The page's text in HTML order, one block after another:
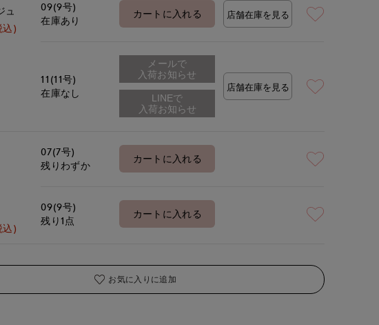
デル身長:168cm 着用サイズ:09(M)
ュ
込)
09(9号)
在庫あり
カートに入れる 店舗在庫を見る
11(11号)
在庫なし
メールで
入荷お知らせ
店舗在庫を見る
込)
07(7号)
残りわずか
カートに入れる
09(9号)
残り1点
カートに入れる
お気に入りに追加